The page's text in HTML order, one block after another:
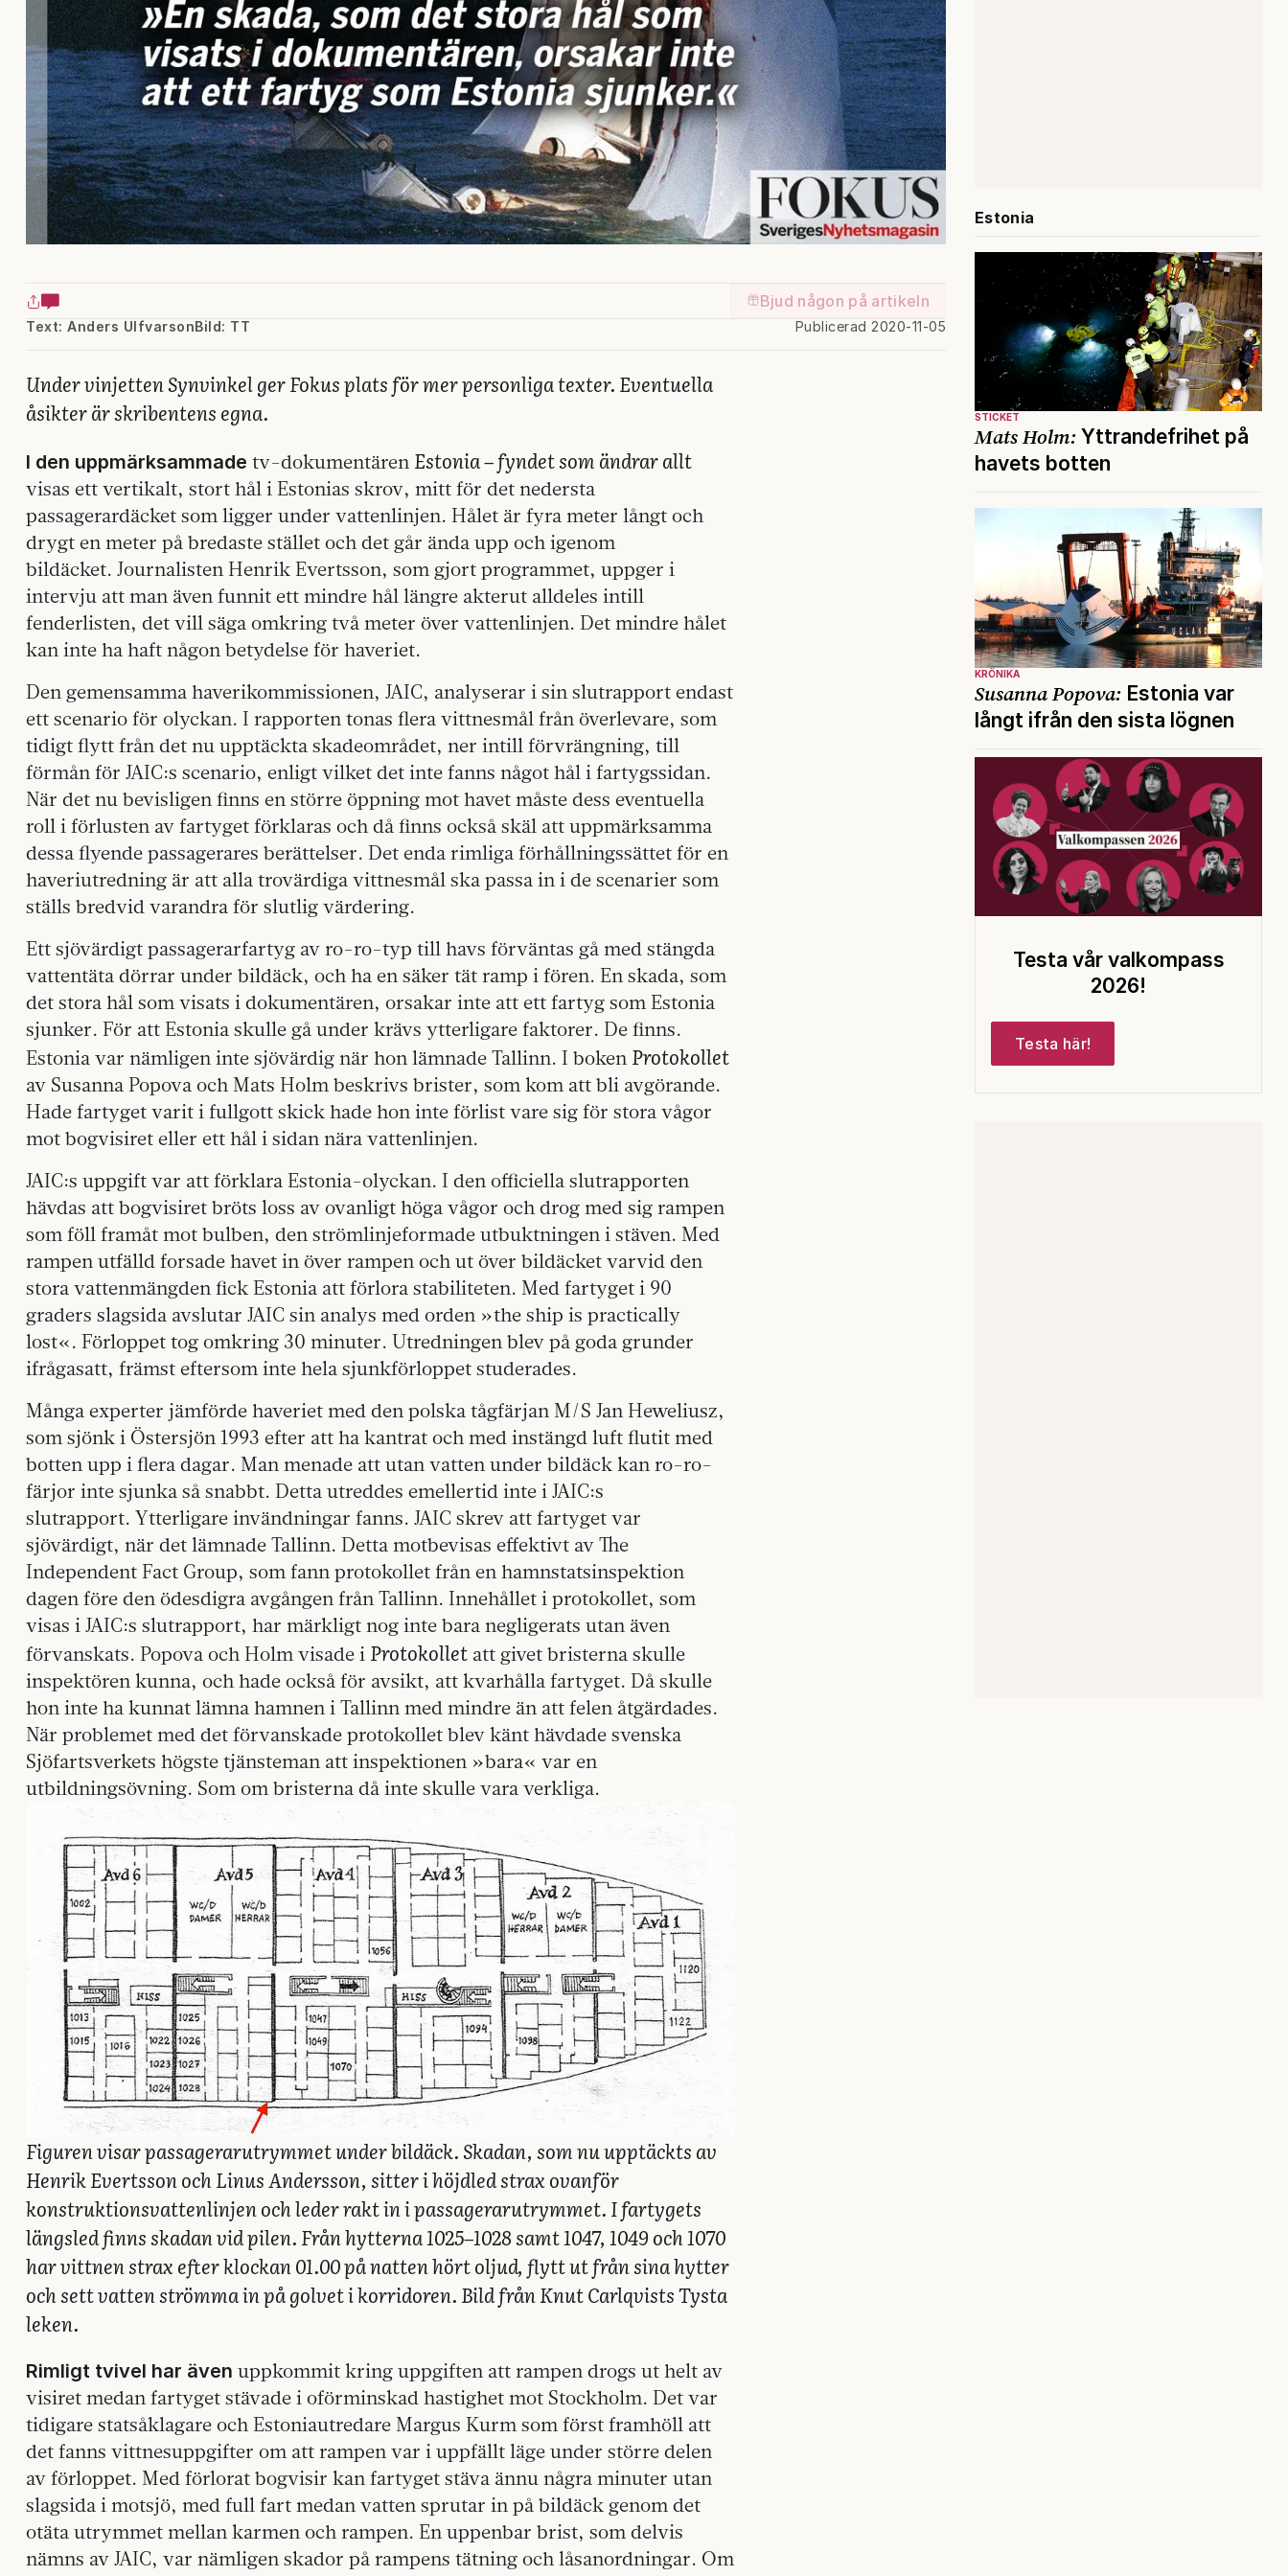
Bjud någon på artikeln
Text: Anders Ulfvarson Publicerad 2020-11-05
Bild: TT
Under vinjetten Synvinkel ger Fokus plats för mer personliga texter. Eventuella
åsikter är skribentens egna.
I den uppmärksammade tv-dokumentären Estonia – fyndet som ändrar allt
visas ett vertikalt, stort hål i Estonias skrov, mitt för det nedersta
passagerardäcket som ligger under vattenlinjen. Hålet är fyra meter långt och
drygt en meter på bredaste stället och det går ända upp och igenom
bildäcket. Journalisten Henrik Evertsson, som gjort programmet, uppger i
intervju att man även funnit ett mind­re hål längre akterut alldeles intill
fenderlisten, det vill säga omkring två meter över vattenlinjen. Det mindre hålet
kan inte ha haft någon betydelse för haveriet.
Den gemensamma haverikommissionen, JAIC, analyserar i sin slutrapport endast
ett scenario för olyckan. I rapporten tonas flera vittnesmål från överlevare, som
tidigt flytt från det nu upptäckta skadeområdet, ner intill förvrängning, till
förmån för JAIC:s scenario, enligt vilket det inte fanns något hål i fartygssidan.
När det nu bevisligen finns en större öppning mot havet måste dess eventuella
roll i förlusten av fartyget förklaras och då finns också skäl att uppmärksamma
dessa flyende passagerares berättelser. Det enda rimliga förhållningssättet för en
haveriutredning är att alla trovärdiga vittnesmål ska passa in i de scenarier som
ställs bredvid varandra för slutlig värdering.
Ett sjövärdigt passagerarfartyg av ro-ro-typ till havs förväntas gå med stängda
vattentäta dörrar under bildäck, och ha en säker tät ramp i fören. En skada, som
det stora hål som visats i dokumentären, orsakar inte att ett fartyg som Estonia
sjunker. För att Estonia skulle gå under krävs ytterligare faktorer. De finns.
Estonia var nämligen inte sjövärdig när hon lämnade Tallinn. I boken Protokollet
av Susanna Popova och Mats Holm beskrivs brister, som kom att bli avgörande.
Hade fartyget varit i fullgott skick hade hon inte förlist vare sig för stora vågor
mot bogvisiret eller ett hål i sidan nära vattenlinjen.
JAIC:s uppgift var att förklara Estonia-olyckan. I den officiella slutrapporten
hävdas att bogvisiret bröts loss av ovanligt höga vågor och drog med sig rampen
som föll framåt mot bulben, den strömlinjeformade utbuktningen i stäven. Med
rampen utfälld forsade havet in över rampen och ut över bildäcket varvid den
stora vattenmängden fick Estonia att förlora stabiliteten. Med fartyget i 90
graders slagsida avslutar JAIC sin analys med orden »the ship is practically
lost«. Förloppet tog omkring 30 minuter. Utredningen blev på goda grunder
ifrågasatt, främst eftersom inte hela sjunkförloppet studerades.
Många experter jämförde haveriet med den polska tågfärjan M/S Jan Heweliusz,
som sjönk i Östersjön 1993 efter att ha kant­rat och med instängd luft flutit med
botten upp i flera dagar. Man menade att utan vatten under bildäck kan ro-ro-
färjor inte sjunka så snabbt. Detta utreddes emellertid inte i JAIC:s
slutrapport. Ytterligare invändningar fanns. JAIC skrev att fartyget var
sjövärdigt, när det lämnade Tallinn. Detta motbevisas effektivt av The
Independent Fact Group, som fann protokollet från en hamnstatsinspektion
dagen före den ödesdigra avgången från Tallinn. Innehållet i protokollet, som
visas i JAIC:s slutrapport, har märkligt nog inte bara negligerats utan även
förvanskats. Popova och Holm visade i Protokollet att givet bristerna skulle
inspektören kunna, och hade också för avsikt, att kvarhålla fartyget. Då skulle
hon inte ha kunnat lämna hamnen i Tallinn med mindre än att felen åtgärdades.
När problemet med det förvanskade protokollet blev känt hävdade svenska
Sjöfartsverkets högste tjänsteman att inspektionen »bara« var en
utbildningsövning. Som om bristerna då inte skulle vara verkliga.
Figuren visar passagerarutrymmet under bildäck. Skadan, som nu upptäckts av
Henrik Evertsson och Linus Andersson, sitter i höjdled strax ovanför
konstruktionsvattenlinjen och leder rakt in i passagerar­utrymmet. I fartygets
längsled finns skadan vid pilen. Från hytterna 1025–1028 samt 1047, 1049 och 1070
har vittnen strax efter klockan 01.00 på natten hört oljud, flytt ut från sina hytter
och sett vatten strömma in på golvet i korridoren. Bild från Knut Carlqvists Tysta
leken.
Rimligt tvivel har även uppkommit kring uppgiften att rampen drogs ut helt av
visiret medan fartyget stävade i oförminskad hastighet mot Stockholm. Det var
tidigare statsåklagare och Estonia­utredare Margus Kurm som först framhöll att
det fanns vittnesuppgifter om att rampen var i uppfällt läge under större delen
av förloppet. Med förlorat bogvisir kan fartyget stäva ännu några minuter utan
slagsida i motsjö, med full fart medan vatten sprutar in på bildäck genom det
otäta utrymmet mellan karmen och rampen. En uppenbar brist, som delvis
nämns av JAIC, var nämligen skador på rampens tätning och låsanordningar. Om
Estonia
STICKET
Mats Holm: Yttrandefrihet på
havets botten
KRÖNIKA
Susanna Popova: Estonia var
långt ifrån den sista lögnen
Testa vår valkompass
2026!
Testa här!